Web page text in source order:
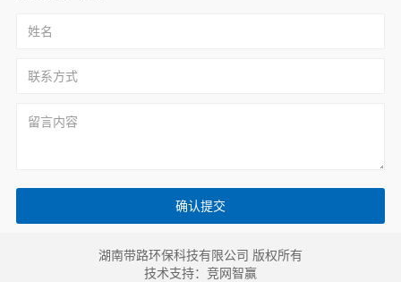
湖南带路环保科技有限公司 版权所有
技术支持： 竞网智赢